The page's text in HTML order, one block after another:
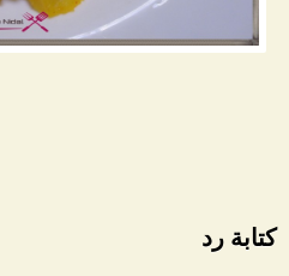
كتابة رد